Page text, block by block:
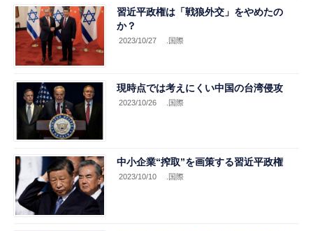
習近平政権は「戦狼外交」をやめたの
か？
2023/10/27 .国際
現時点では考えにくい中国の台湾侵攻
2023/10/26 .国際
中小企業“搾取”を画策する習近平政権
2023/10/10 .国際